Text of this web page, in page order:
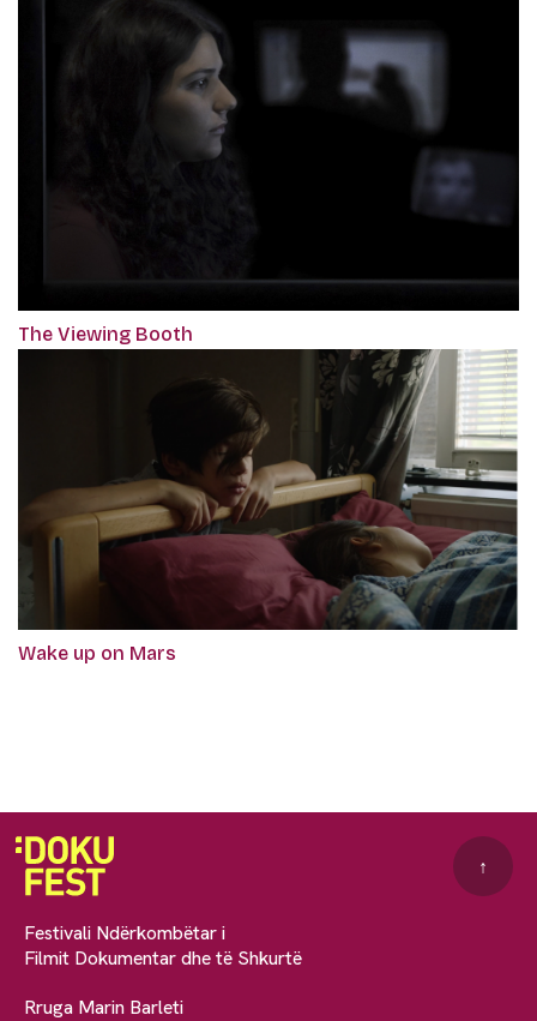
The Viewing Booth
Wake up on Mars
Festivali Ndërkombëtar i
Filmit Dokumentar dhe të Shkurtë
Rruga Marin Barleti
↑